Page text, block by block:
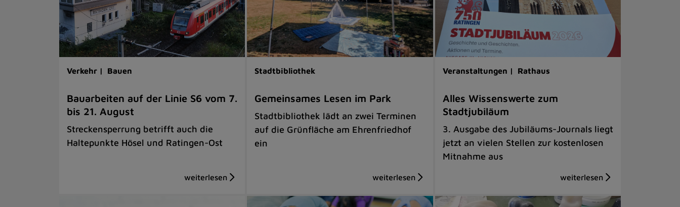
Verkehr | Bauen
Bauarbeiten auf der Linie S6 vom 7.
bis 21. August
Streckensperrung betrifft auch die
Haltepunkte Hösel und Ratingen-Ost
Stadtbibliothek
Gemeinsames Lesen im Park
Stadtbibliothek lädt an zwei Terminen
auf die Grünfläche am Ehrenfriedhof
ein
Veranstaltungen | Rathaus
Alles Wissenswerte zum
Stadtjubiläum
3. Ausgabe des Jubiläums-Journals liegt
jetzt an vielen Stellen zur kostenlosen
Mitnahme aus